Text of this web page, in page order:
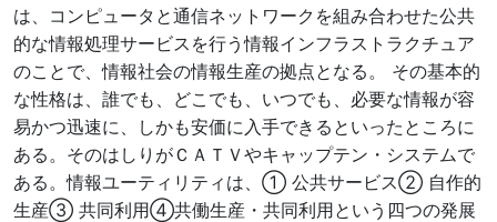
は、コンピュータと通信ネットワークを組み合わせた公共
的な情報処理サービスを行う情報インフラストラクチュア
のことで、情報社会の情報生産の拠点となる。 その基本的
な性格は、誰でも、どこでも、いつでも、必要な情報が容
易かつ迅速に、しかも安価に入手できるといったところに
ある。そのはしりがＣＡＴＶやキャップテン・システムで
ある。情報ユーティリティは、① 公共サービス② 自作的
生産③ 共同利用④共働生産・共同利用という四つの発展